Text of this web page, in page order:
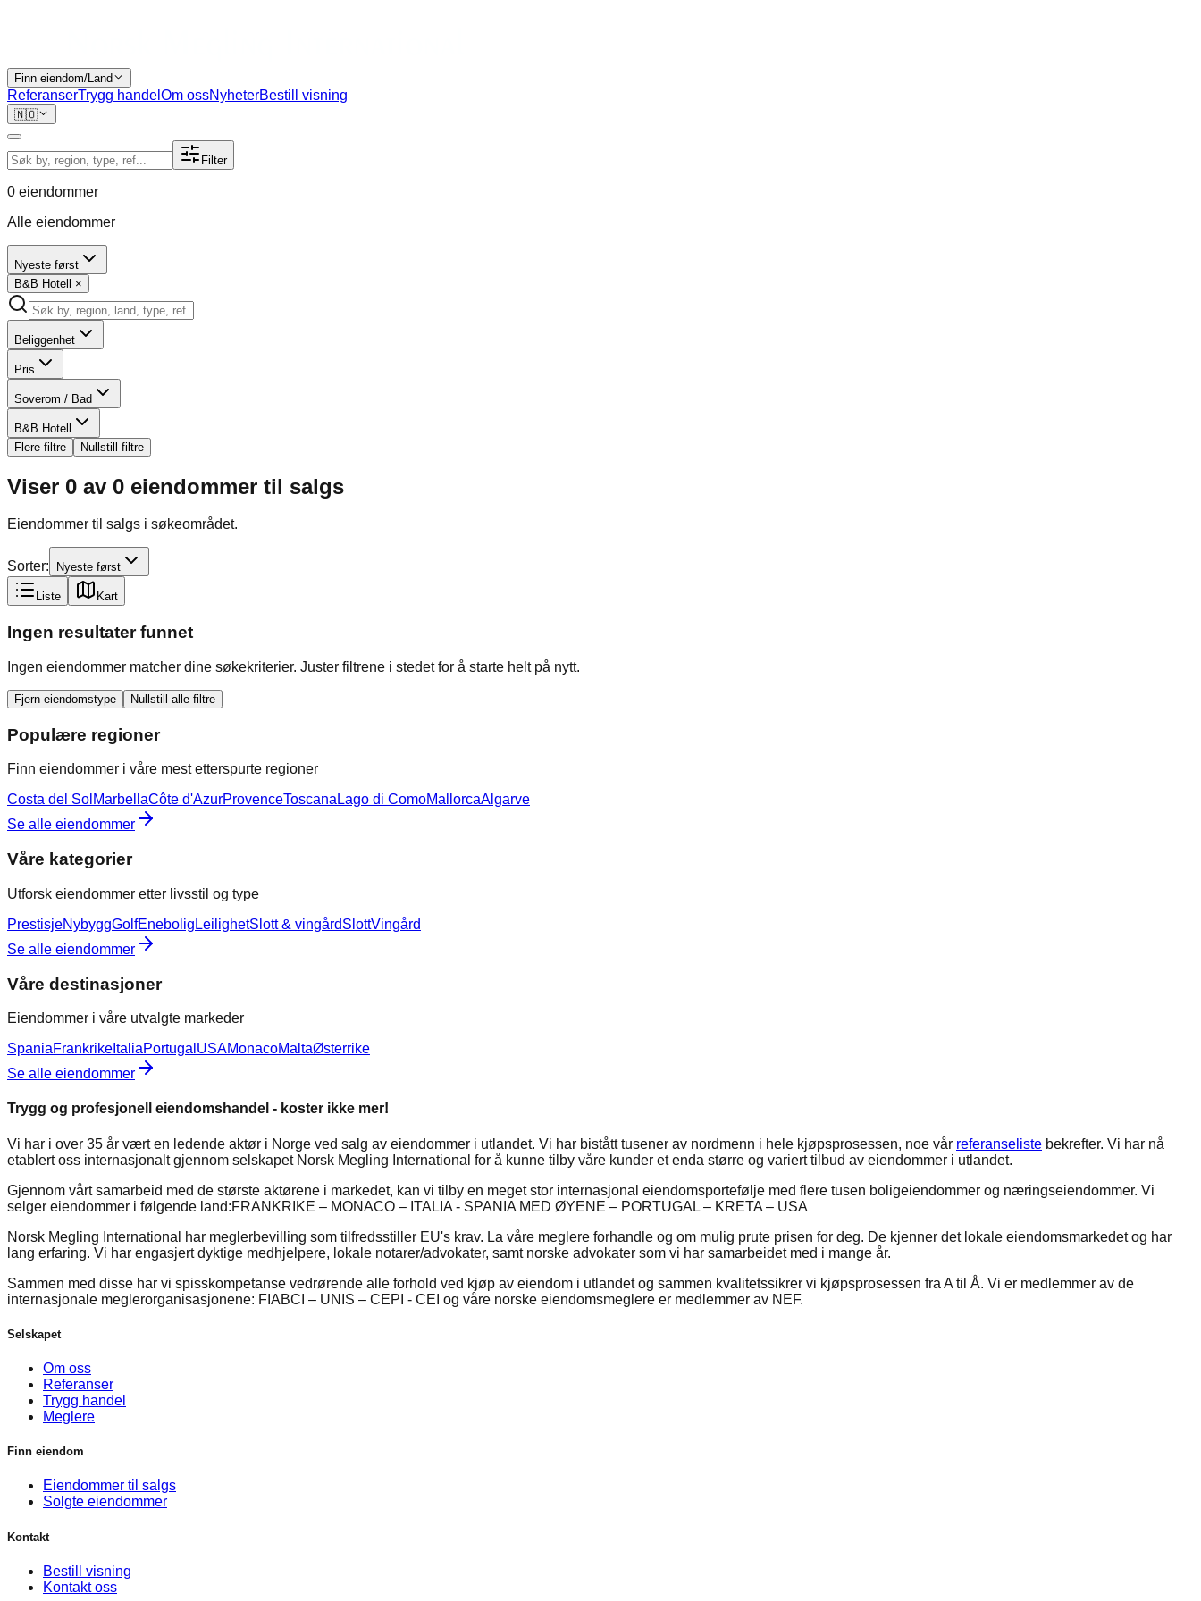
Finn eiendom/Land
ReferanserTrygg handel Om ossNyheterBestill visning
🇳🇴
Filter
0 eiendommer
Alle eiendommer
Nyeste først
B&B Hotell ×
Beliggenhet
Pris
Soverom / Bad
B&B Hotell
Flere filtre
Nullstill filtre
Viser 0 av 0 eiendommer til salgs
Eiendommer til salgs i søkeområdet.
Sorter: Nyeste først
Liste Kart
Ingen resultater funnet
Ingen eiendommer matcher dine søkekriterier. Juster filtrene i stedet for å starte helt på nytt.
Fjern eiendomstype Nullstill alle filtre
Populære regioner
Finn eiendommer i våre mest etterspurte regioner
Costa del Sol MarbellaCôte d'AzurProvenceToscana Lago di ComoMallorcaAlgarve
Se alle eiendommer
Våre kategorier
Utforsk eiendommer etter livsstil og type
PrestisjeNybyggGolfEnebolig LeilighetSlott & vingårdSlottVingård
Se alle eiendommer
Våre destinasjoner
Eiendommer i våre utvalgte markeder
SpaniaFrankrike ItaliaPortugal USAMonacoMaltaØsterrike
Se alle eiendommer
Trygg og profesjonell eiendomshandel - koster ikke mer!
Vi har i over 35 år vært en ledende aktør i Norge ved salg av eiendommer i utlandet. Vi har bistått tusener av nordmenn i hele kjøpsprosessen, noe vår referanseliste bekrefter. Vi har nå
etablert oss internasjonalt gjennom selskapet Norsk Megling International for å kunne tilby våre kunder et enda større og variert tilbud av eiendommer i utlandet.
Gjennom vårt samarbeid med de største aktørene i markedet, kan vi tilby en meget stor internasjonal eiendomsportefølje med flere tusen boligeiendommer og næringseiendommer. Vi
selger eiendommer i følgende land:FRANKRIKE – MONACO – ITALIA - SPANIA MED ØYENE – PORTUGAL – KRETA – USA
Norsk Megling International har meglerbevilling som tilfredsstiller EU's krav. La våre meglere forhandle og om mulig prute prisen for deg. De kjenner det lokale eiendomsmarkedet og har
lang erfaring. Vi har engasjert dyktige medhjelpere, lokale notarer/advokater, samt norske advokater som vi har samarbeidet med i mange år.
Sammen med disse har vi spisskompetanse vedrørende alle forhold ved kjøp av eiendom i utlandet og sammen kvalitetssikrer vi kjøpsprosessen fra A til Å. Vi er medlemmer av de
internasjonale meglerorganisasjonene: FIABCI – UNIS – CEPI - CEI og våre norske eiendomsmeglere er medlemmer av NEF.
Selskapet
Om oss
Referanser
Trygg handel
Meglere
Finn eiendom
Eiendommer til salgs
Solgte eiendommer
Kontakt
Bestill visning
Kontakt oss